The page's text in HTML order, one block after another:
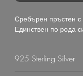
Сребърен пръстен с
Единствен по рода
925 Sterling Silver